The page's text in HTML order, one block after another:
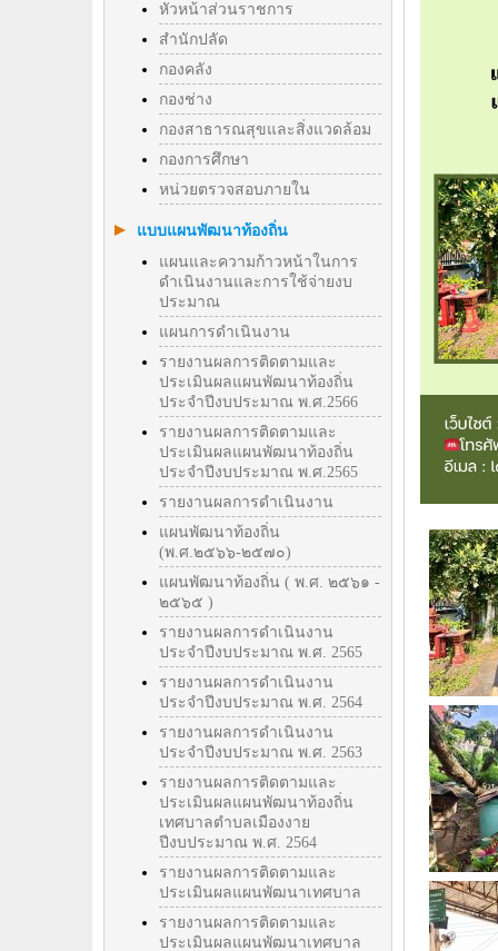
หัวหน้าส่วนราชการ
สำนักปลัด
กองคลัง
กองช่าง
กองสาธารณสุขและสิ่งแวดล้อม
กองการศึกษา
หน่วยตรวจสอบภายใน
แบบแผนพัฒนาท้องถิ่น
แผนและความก้าวหน้าในการ
ดำเนินงานและการใช้จ่ายงบ
ประมาณ
แผนการดำเนินงาน
รายงานผลการติดตามและ
ประเมินผลแผนพัฒนาท้องถิ่น
ประจำปีงบประมาณ พ.ศ.2566
รายงานผลการติดตามและ
ประเมินผลแผนพัฒนาท้องถิ่น
ประจำปีงบประมาณ พ.ศ.2565
รายงานผลการดำเนินงาน
แผนพัฒนาท้องถิ่น
(พ.ศ.๒๕๖๖-๒๕๗๐)
แผนพัฒนาท้องถิ่น ( พ.ศ. ๒๕๖๑ -
๒๕๖๕ )
รายงานผลการดำเนินงาน
ประจำปีงบประมาณ พ.ศ. 2565
รายงานผลการดำเนินงาน
ประจำปีงบประมาณ พ.ศ. 2564
รายงานผลการดำเนินงาน
ประจำปีงบประมาณ พ.ศ. 2563
รายงานผลการติดตามและ
ประเมินผลแผนพัฒนาท้องถิ่น
เทศบาลตำบลเมืองงาย
ปีงบประมาณ พ.ศ. 2564
รายงานผลการติดตามและ
ประเมินผลแผนพัฒนาเทศบาล
รายงานผลการติดตามและ
ประเมินผลแผนพัฒนาเทศบาล